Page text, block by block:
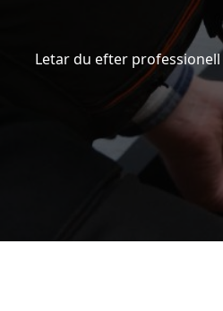
Letar du efter